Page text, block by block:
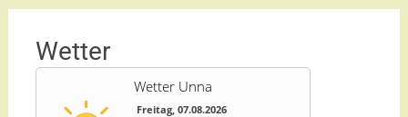
Wetter
Wetter Unna
Freitag, 07.08.2026